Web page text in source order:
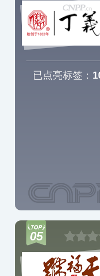
已点亮标签：
05